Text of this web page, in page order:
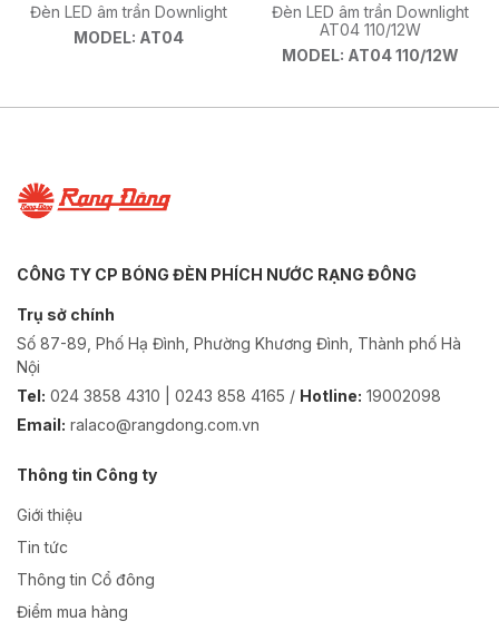
Đèn LED âm trần Downlight
MODEL: AT04
Đèn LED âm trần Downlight
AT04 110/12W
MODEL: AT04 110/12W
CÔNG TY CP BÓNG ĐÈN PHÍCH NƯỚC RẠNG ĐÔNG
Trụ sở chính
Số 87-89, Phố Hạ Đình, Phường Khương Đình, Thành phố Hà
Nội
Tel: 024 3858 4310 | 0243 858 4165 / Hotline: 19002098
Email: ralaco@rangdong.com.vn
Thông tin Công ty
Giới thiệu
Tin tức
Thông tin Cổ đông
Điểm mua hàng